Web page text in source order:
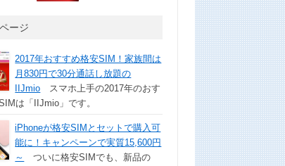
ージ
2017年おすすめ格安SIM！家族間は
月830円で30分通話し放題の
IIJmio スマホ上手の2017年のおす
は「IIJmio」です。
iPhoneが格安SIMとセットで購入可
能に！キャンペーンで実質15,600円
～
ついに格安SIMでも、新品の